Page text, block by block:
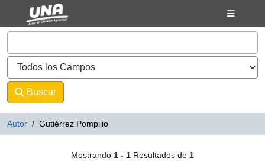
Mostrando1 - 1Resultados de
Saltar al contenido
VuFind
Buscar
Autor Gutiérrez Pompilio
Mostrando 1 - 1 Resultados de 1